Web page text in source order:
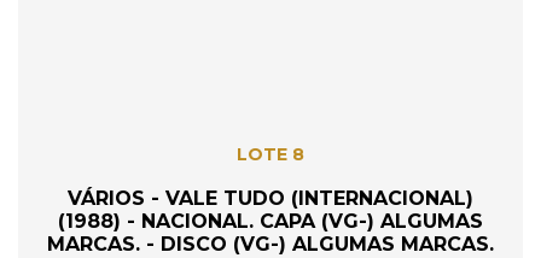
LOTE 8
VÁRIOS - VALE TUDO (INTERNACIONAL)
(1988) - NACIONAL. CAPA (VG-) ALGUMAS
MARCAS. - DISCO (VG-) ALGUMAS MARCAS.